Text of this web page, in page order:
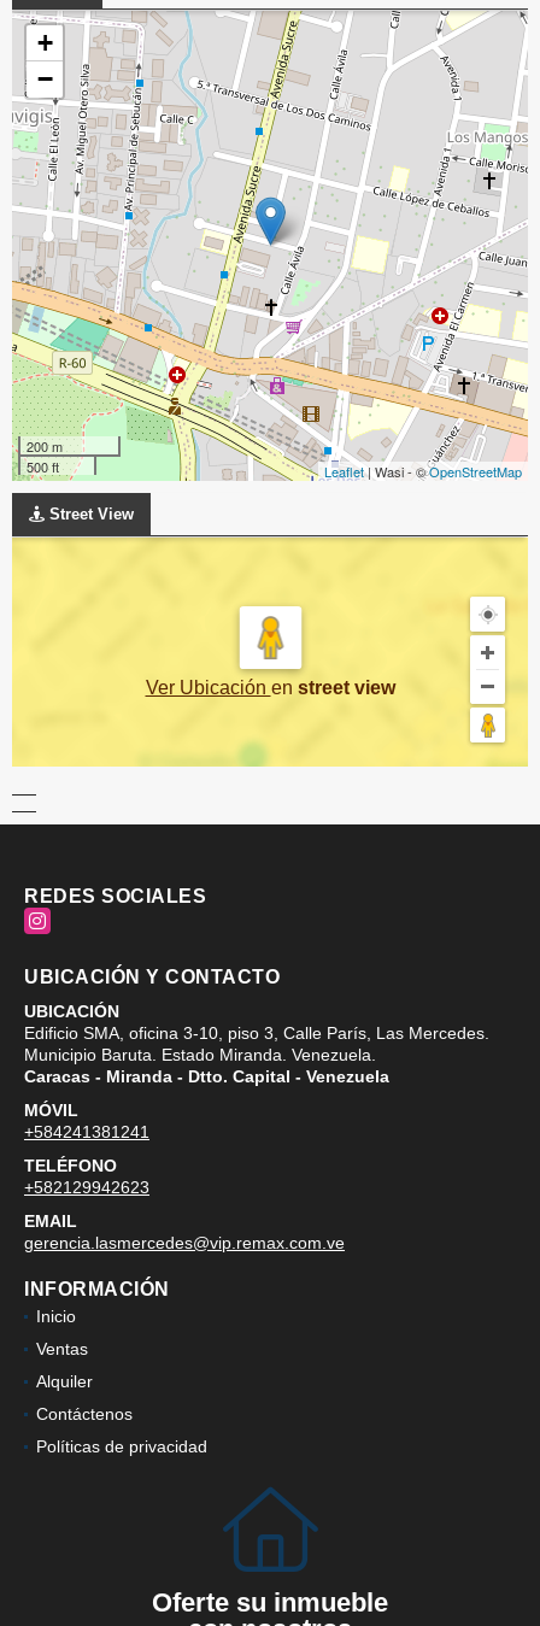
+
−
200 m
500 ft
Leaflet| Wasi - ©OpenStreetMap
Street View
Ver Ubicación en street view
REDES SOCIALES
Instagram
UBICACIÓN Y CONTACTO
UBICACIÓN
Edificio SMA, oficina 3-10, piso 3, Calle París, Las Mercedes.
Municipio Baruta. Estado Miranda. Venezuela.
Caracas - Miranda - Dtto. Capital - Venezuela
MÓVIL
+584241381241
TELÉFONO
+582129942623
EMAIL
gerencia.lasmercedes@vip.remax.com.ve
INFORMACIÓN
Inicio
Ventas
Alquiler
Contáctenos
Políticas de privacidad
Oferte su inmueble